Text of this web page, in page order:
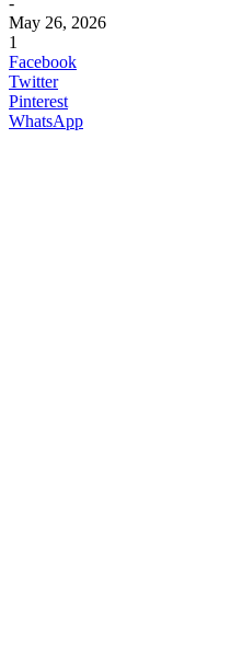
May 26, 2026
1
Facebook
Twitter
Pinterest
WhatsApp